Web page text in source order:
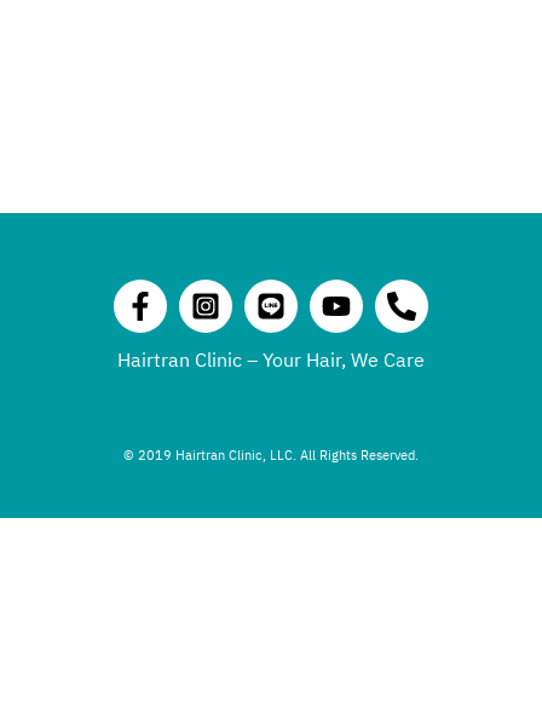
Hairtran Clinic – Your Hair, We Care
© 2019 Hairtran Clinic, LLC. All Rights Reserved.